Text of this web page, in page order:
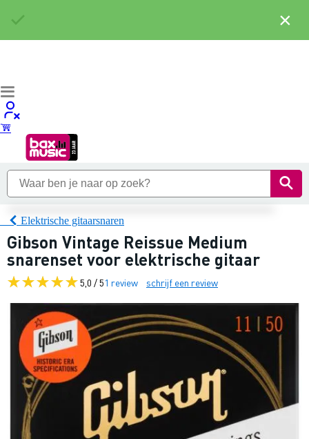
Elektrische gitaarsnaren
Gibson Vintage Reissue Medium
snarenset voor elektrische gitaar
5,0 / 51 review schrijf een review
×